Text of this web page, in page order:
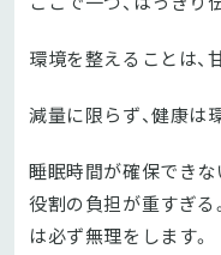
環境を整えることは、
減量に限らず、健康は
睡眠時間が確保できな
役割の負担が重すぎる
は必ず無理をします。